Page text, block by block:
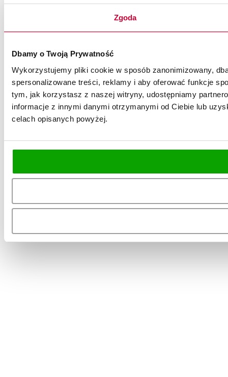
Zgoda
Dbamy o Twoją Prywatność
Wykorzystujemy pliki cookie w sposób zanonimizowany,
spersonalizowane treści, reklamy i aby oferować funkcje
tym, jak korzystasz z naszej witryny, udostępniamy
informacje z innymi danymi otrzymanymi od Ciebie lub
celach opisanych powyżej.